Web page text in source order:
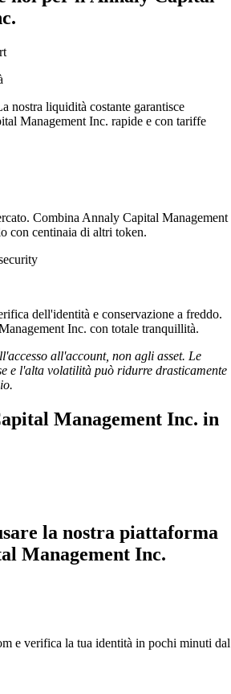
nostra liquidità costante garantisce
Management Inc. rapide e con tariffe
Combina Annaly Capital Management
con centinaia di altri token.
dell'identità e conservazione a freddo.
Inc. con totale tranquillità.
all'account, non agli asset. Le
e l'alta volatilità può ridurre drasticamente
Management Inc. in
la nostra piattaforma
Management Inc.
e verifica la tua identità in pochi minuti dal